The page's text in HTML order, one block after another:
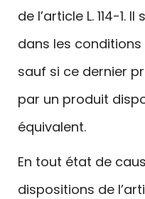
de l’article L. 114-1.
dans les conditions
sauf si ce dernier
par un produit
équivalent.
En tout état de
dispositions de